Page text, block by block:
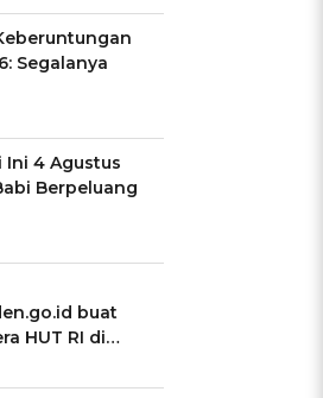
Segalanya
Ini 4 Agustus
Berpeluang
buat
HUT RI di